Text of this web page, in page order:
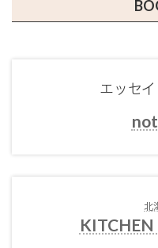
エッセ
北